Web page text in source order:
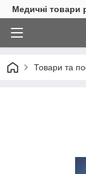
Медичні товари
Товари та